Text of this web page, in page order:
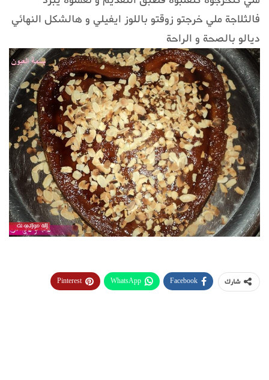
فالثلاجة ملي خرجتو زوقتو باللوز ايفيلي و هالشكل النهائي
ديالو بالصحة و الراحة
شارك Facebook
WhatsApp
Pinterest